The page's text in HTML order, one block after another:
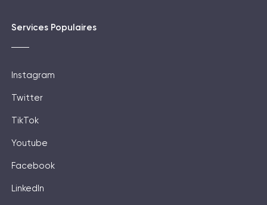
Services Populaires
Instagram
Twitter
TikTok
Youtube
Facebook
LinkedIn